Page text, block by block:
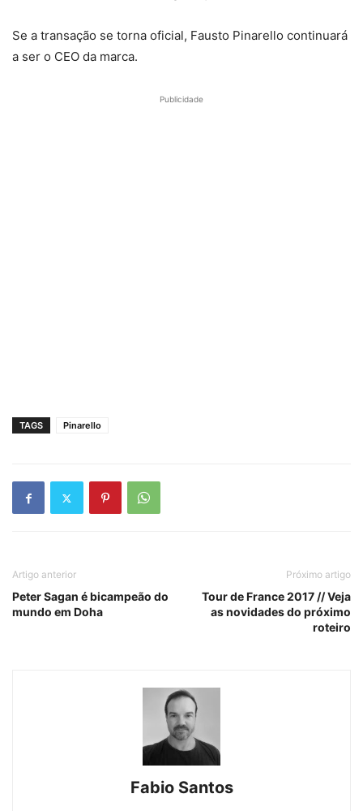
Se a transação se torna oficial, Fausto Pinarello continuará
a ser o CEO da marca.
Publicidade
TAGS Pinarello
Artigo anterior
Peter Sagan é bicampeão do
mundo em Doha
Próximo artigo
Tour de France 2017 // Veja
as novidades do próximo
roteiro
Fabio Santos